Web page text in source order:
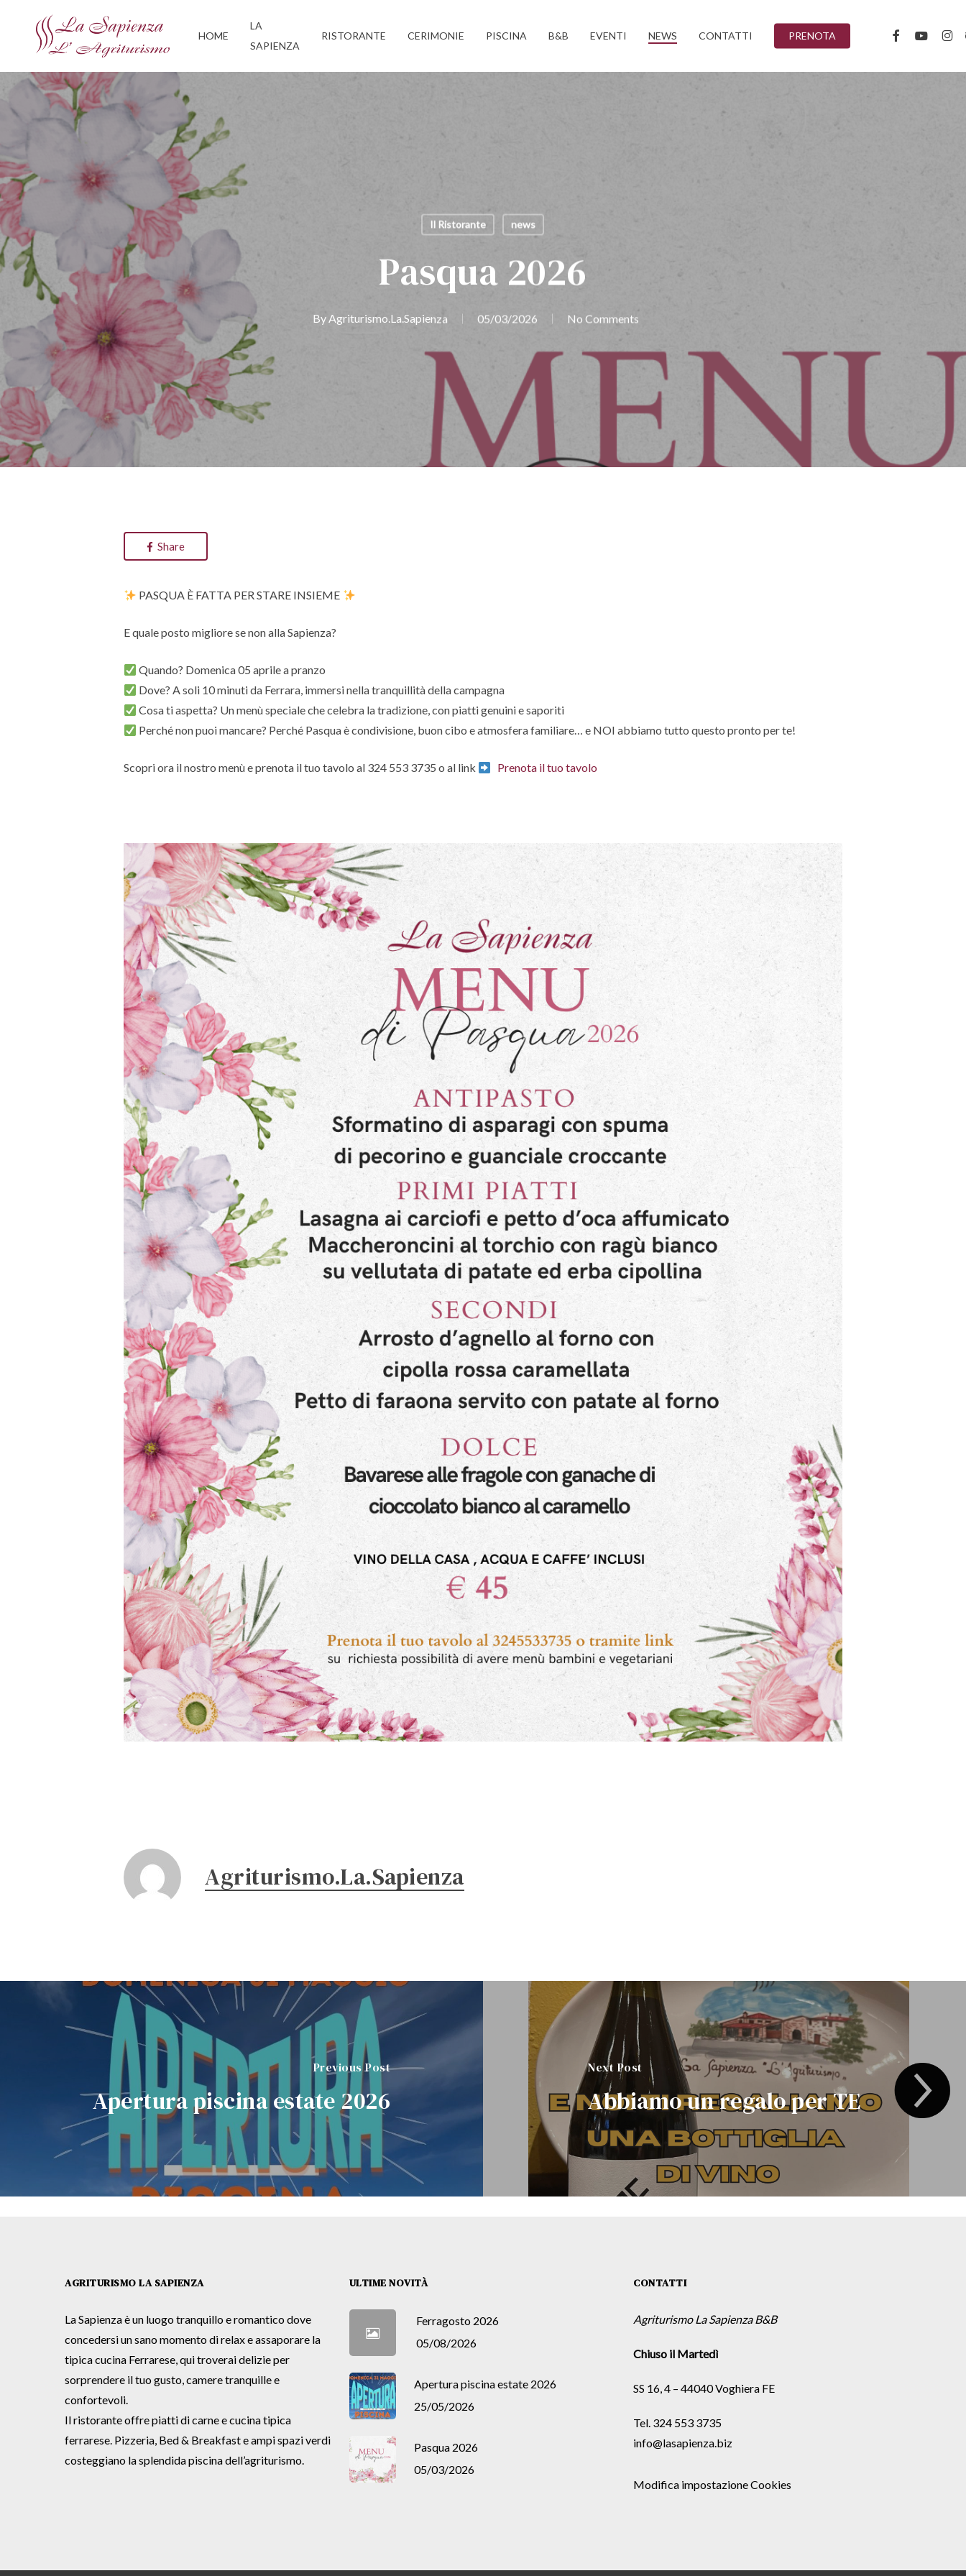
content
HOME
LA
SAPIENZA
RISTORANTE CERIMONIE PISCINA B&B EVENTI NEWS CONTATTI PRENOTA FACEBOOKYOUTUBE
Il Ristorante news
Pasqua 2026
ByAgriturismo.La.Sapienza 05/03/2026 No Comments
Share
PASQUA È FATTA PER STARE INSIEME
E quale posto migliore se non alla Sapienza?
Quando? Domenica 05 aprile a pranzo
Dove? A soli 10 minuti da Ferrara, immersi nella tranquillità della campagna
Cosa ti aspetta? Un menù speciale che celebra la tradizione, con piatti genuini e saporiti
Perché non puoi mancare? Perché Pasqua è condivisione, buon cibo e atmosfera familiare… e NOI abbiamo tutto questo pronto per te!
Scopri ora il nostro menù e prenota il tuo tavolo al 324 553 3735 o al link Prenota il tuo tavolo
Agriturismo.La.Sapienza
Previous Post
Apertura piscina estate 2026
Next Post
Abbiamo un regalo per TE
AGRITURISMO LA SAPIENZA
La Sapienza è un luogo tranquillo e romantico dove
concedersi un sano momento di relax e assaporare la
tipica cucina Ferrarese, qui troverai delizie per
sorprendere il tuo gusto, camere tranquille e
confortevoli.
Il ristorante offre piatti di carne e cucina tipica
ferrarese. Pizzeria, Bed & Breakfast e ampi spazi verdi
costeggiano la splendida piscina dell’agriturismo.
ULTIME NOVITÀ
Ferragosto 2026
05/08/2026
Apertura piscina estate 2026
25/05/2026
Pasqua 2026
05/03/2026
CONTATTI
Agriturismo La Sapienza B&B
Chiuso il Martedì
SS 16, 4 – 44040 Voghiera FE
Tel. 324 553 3735
info@lasapienza.biz
Modifica impostazione Cookies